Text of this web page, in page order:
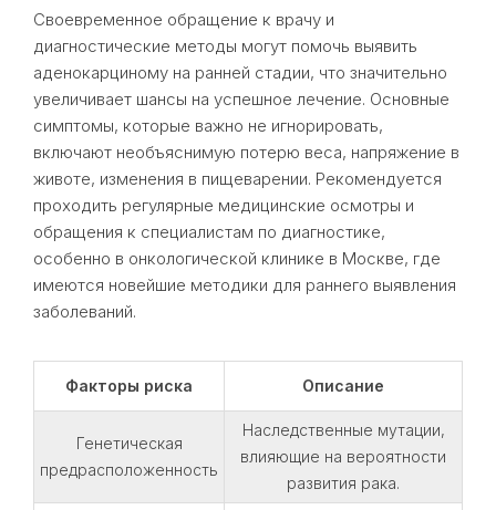
Своевременное обращение к врачу и
диагностические методы могут помочь выявить
аденокарциному на ранней стадии, что значительно
увеличивает шансы на успешное лечение. Основные
симптомы, которые важно не игнорировать,
включают необъяснимую потерю веса, напряжение в
животе, изменения в пищеварении. Рекомендуется
проходить регулярные медицинские осмотры и
обращения к специалистам по диагностике,
особенно в онкологической клинике в Москве, где
имеются новейшие методики для раннего выявления
заболеваний.
Факторы риска Описание
Генетическая
предрасположенность
Наследственные мутации,
влияющие на вероятности
развития рака.